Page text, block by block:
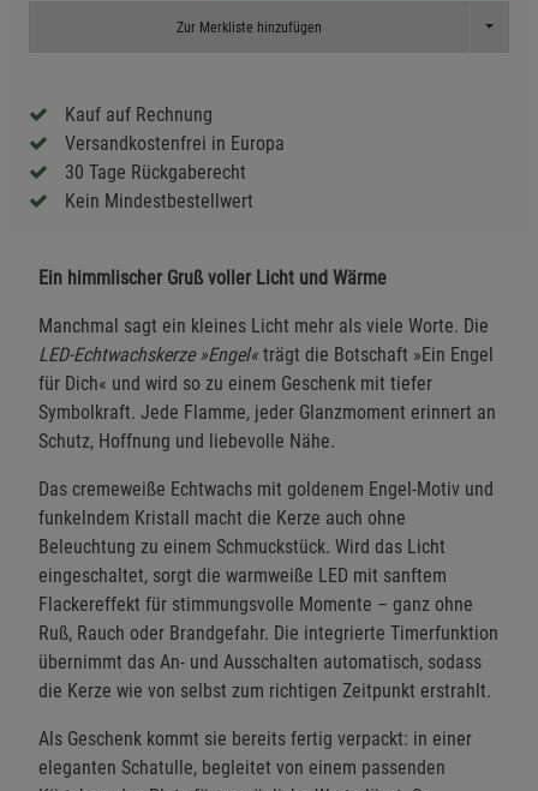
Zur Merkliste hinzufügen Toggle
Kauf auf Rechnung
Versandkostenfrei in Europa
30 Tage Rückgaberecht
Kein Mindestbestellwert
Ein himmlischer Gruß voller Licht und Wärme
Manchmal sagt ein kleines Licht mehr als viele Worte. Die
LED-Echtwachskerze »Engel«trägt die Botschaft »Ein Engel
für Dich« und wird so zu einem Geschenk mit tiefer
Symbolkraft. Jede Flamme, jeder Glanzmoment erinnert an
Schutz, Hoffnung und liebevolle Nähe.
Das cremeweiße Echtwachs mit goldenem Engel-Motiv und
funkelndem Kristall macht die Kerze auch ohne
Beleuchtung zu einem Schmuckstück. Wird das Licht
eingeschaltet, sorgt die warmweiße LED mit sanftem
Flackereffekt für stimmungsvolle Momente – ganz ohne
Ruß, Rauch oder Brandgefahr. Die integrierte Timerfunktion
übernimmt das An- und Ausschalten automatisch, sodass
die Kerze wie von selbst zum richtigen Zeitpunkt erstrahlt.
Als Geschenk kommt sie bereits fertig verpackt: in einer
eleganten Schatulle, begleitet von einem passenden